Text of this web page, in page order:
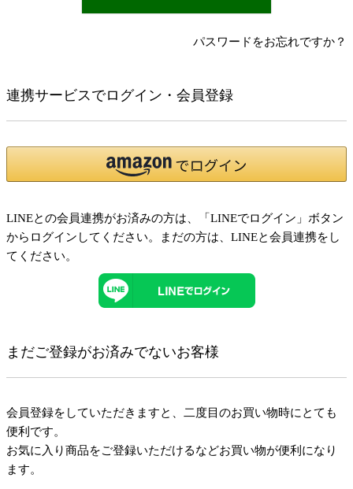
パスワードをお忘れですか？
連携サービスでログイン・会員登録
LINEとの会員連携がお済みの方は、「LINEでログイン」ボタン
からログインしてください。まだの方は、 LINEと会員連携をし
てください。
まだご登録がお済みでないお客様
会員登録をしていただきますと、二度目のお買い物時にとても
便利です。
お気に入り商品をご登録いただけるなどお買い物が便利になり
ます。